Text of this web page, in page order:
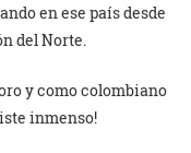
en ese país desde
del Norte.
y como colombiano
inmenso!